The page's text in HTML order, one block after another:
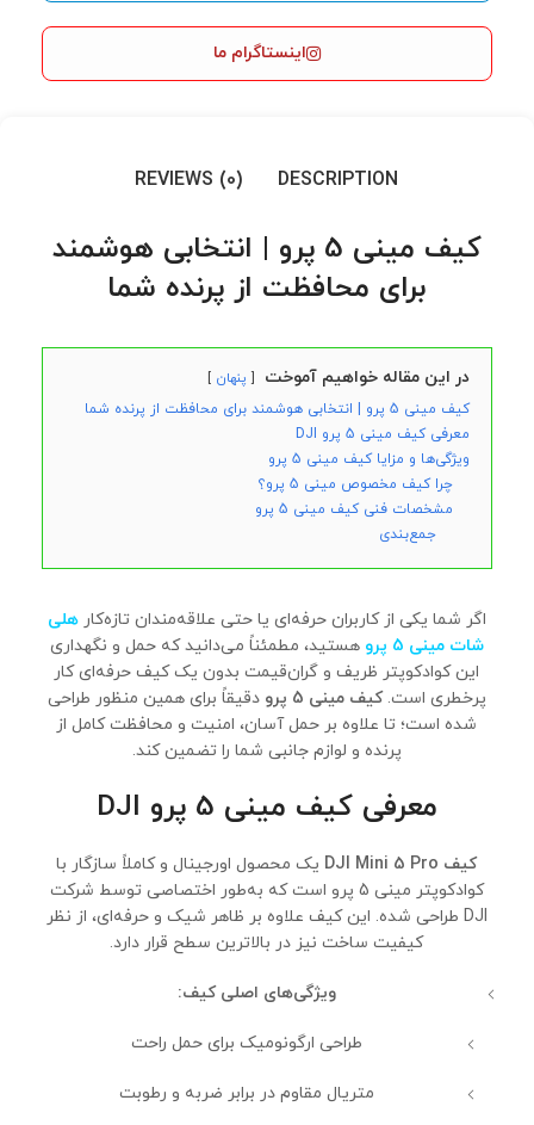
اینستاگرام ما
DESCRIPTION
REVIEWS (0)
کیف مینی 5 پرو | انتخابی هوشمند
برای محافظت از پرنده شما
در این مقاله خواهیم آموخت
پنهان
کیف مینی 5 پرو | انتخابی هوشمند برای محافظت از پرنده شما
معرفی کیف مینی 5 پرو DJI
ویژگی‌ها و مزایا کیف مینی 5 پرو
چرا کیف مخصوص مینی 5 پرو؟
مشخصات فنی کیف مینی 5 پرو
جمع‌بندی
اگر شما یکی از کاربران حرفه‌ای یا حتی علاقه‌مندان تازه‌کارهلی
شات مینی 5 پرو
هستید، مطمئناً می‌دانید که حمل و نگهداری
این کوادکوپتر ظریف و گران‌قیمت بدون یک کیف حرفه‌ای کار
پرخطری است.کیف مینی 5 پرو
دقیقاً برای همین منظور طراحی
شده است؛ تا علاوه بر حمل آسان، امنیت و محافظت کامل از
پرنده و لوازم جانبی شما را تضمین کند.
معرفی کیف مینی 5 پرو DJI
کیف DJI Mini 5 Pro
یک محصول اورجینال و کاملاً سازگار با
کوادکوپتر مینی 5 پرو است که به‌طور اختصاصی توسط شرکت
DJI طراحی شده. این کیف علاوه بر ظاهر شیک و حرفه‌ای، از نظر
کیفیت ساخت نیز در بالاترین سطح قرار دارد.
ویژگی‌های اصلی کیف:
طراحی ارگونومیک برای حمل راحت
متریال مقاوم در برابر ضربه و رطوبت